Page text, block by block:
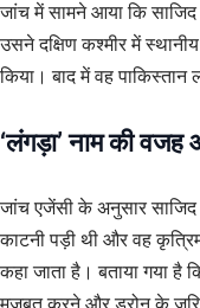
जांच में सामने आया कि
उसने दक्षिण कश्मीर में
किया। बाद में वह
‘लंगड़ा’ नाम की
जांच एजेंसी के अनुसार
काटनी पड़ी थी और वह
कहा जाता है। बताया गया